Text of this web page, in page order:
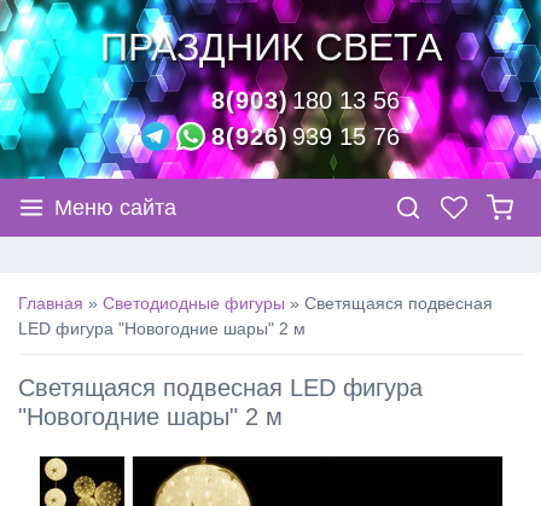
ПРАЗДНИК СВЕТА
8(903)180 13 56
8(926)939 15 76
Меню сайта
Главная » Светодиодные фигуры » Светящаяся подвесная
LED фигура "Новогодние шары" 2 м
Светящаяся подвесная LED фигура
"Новогодние шары" 2 м